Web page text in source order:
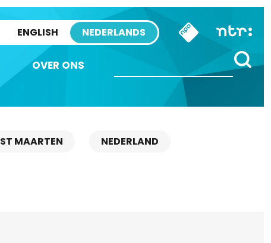
ENGLISH NEDERLANDS
OVER ONS
ST MAARTEN NEDERLAND